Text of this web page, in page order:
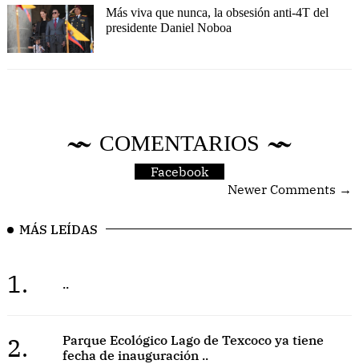
Más viva que nunca, la obsesión anti-4T del
presidente Daniel Noboa
COMENTARIOS
Facebook
Newer Comments →
MÁS LEÍDAS
1. ..
2.
Parque Ecológico Lago de Texcoco ya tiene
fecha de inauguración ..